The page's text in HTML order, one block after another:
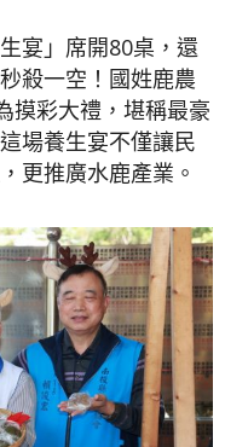
宴」席開80桌，還
殺一空！國姓鹿農
摸彩大禮，堪稱最豪
場養生宴不僅讓民
更推廣水鹿產業。